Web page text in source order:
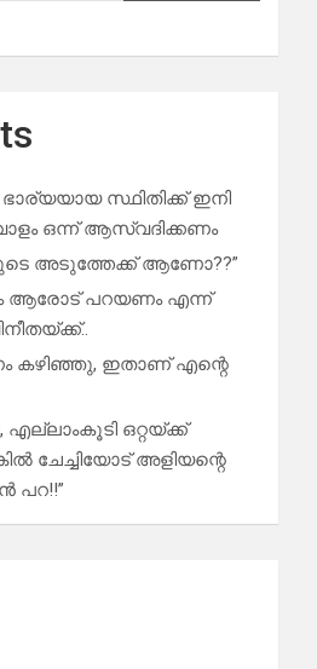
സ്ഥിതിക്ക് ഇനി
ഒന്ന് ആസ്വദിക്കണം
അടുത്തേക്ക് ആണോ??”
ആരോട് പറയണം എന്ന്
കഴിഞ്ഞു, ഇതാണ് എന്റെ
ഒറ്റയ്ക്ക്
ചേച്ചിയോട് അളിയന്റെ
പറ!!”